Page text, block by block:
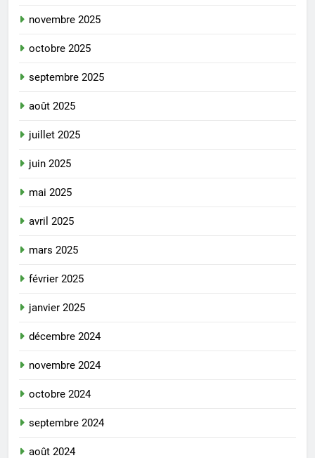
novembre 2025
octobre 2025
septembre 2025
août 2025
juillet 2025
juin 2025
mai 2025
avril 2025
mars 2025
février 2025
janvier 2025
décembre 2024
novembre 2024
octobre 2024
septembre 2024
août 2024